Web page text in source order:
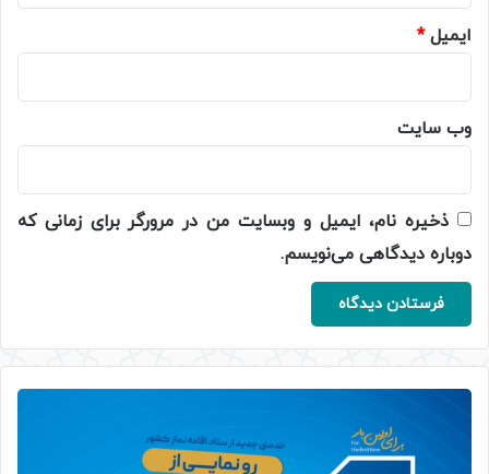
ایمیل*
وب‌ سایت
ذخیره نام، ایمیل و وبسایت من در مرورگر برای زمانی که
دوباره دیدگاهی می‌نویسم.